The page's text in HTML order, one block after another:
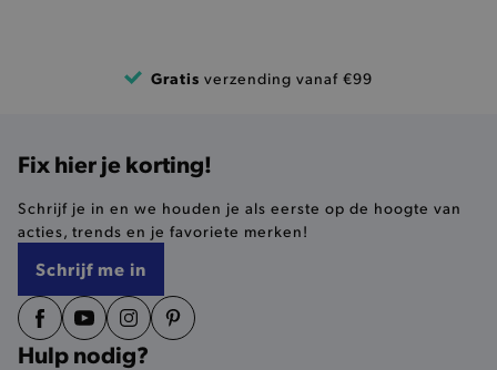
Gratis verzending vanaf €99
Fix hier je korting!
Schrijf je in en we houden je als eerste op de hoogte van
acties, trends en je favoriete merken!
Schrijf me in
Hulp nodig?
smulervaring op de site en zorgen ervoor dat de
product-added-modal
.brooklyn.be
selected-val
pickupStoreVal